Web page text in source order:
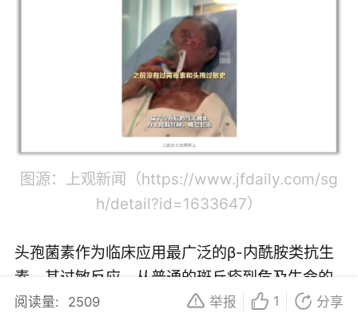
图源：上观新闻（https://www.jfdaily.com/sg
h/detail?id=1633647）
头孢菌素作为临床应用最广泛的β-内酰胺类抗生
素，其过敏反应，从普通的斑丘疹到危及生命的
过敏性休克乃至TEN，始终是悬在临床医生头上
阅读量: 2509 举报 1 分享